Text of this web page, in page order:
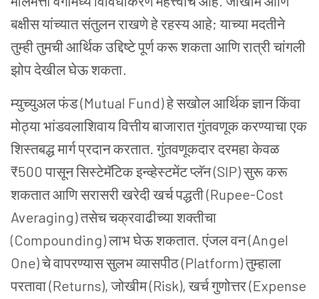
बक्षीस यांच्यात संतुलन राखणे हे रहस्य आहे; याच्या मदतीने
तुम्ही तुमची आर्थिक उद्दिष्टे पूर्ण करू शकता आणि रात्री चांगली
झोप देखील घेऊ शकता.
म्युच्युअल फंड (Mutual Fund) हे सखोल आर्थिक ज्ञान किंवा
मोठ्या भांडवलाशिवाय वित्तीय बाजारात गुंतवणूक करण्याचा एक
शिस्तबद्ध मार्ग प्रदान करतात. गुंतवणूकदार दरमहा केवळ
₹500 पासून सिस्टेमॅटिक इन्व्हेस्टमेंट प्लॅन (SIP) सुरू करू
शकतात आणि सरासरी खरेदी खर्च पद्धती (Rupee-Cost
Averaging) तसेच चक्रवाढीच्या शक्तीचा
(Compounding) लाभ घेऊ शकतात. एंजल वन (Angel
One) चे वापरण्यास सुलभ व्यासपीठ (Platform) तुम्हाला
परतावा (Returns), जोखीम (Risk), खर्च गुणोत्तर (Expense